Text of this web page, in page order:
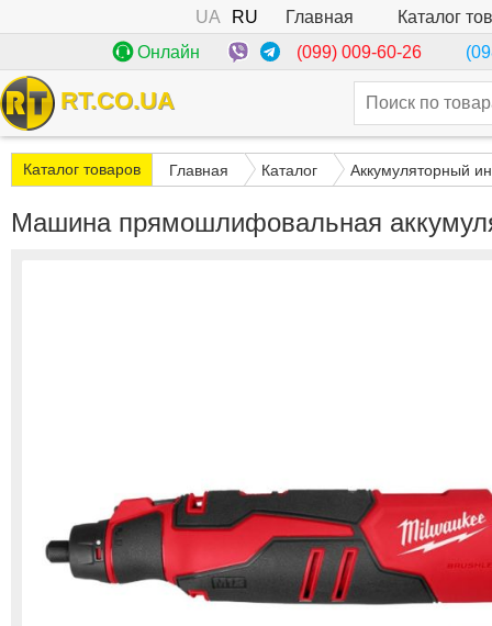
UA RU Главная
Каталог
Онлайн
(099) 009-60-26
RT.CO.UA
Каталог товаров Главная Каталог Аккумуляторный
Машина прямошлифовальная